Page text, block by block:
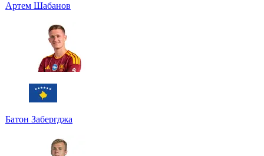
Артем Шабанов
Батон Забергджа